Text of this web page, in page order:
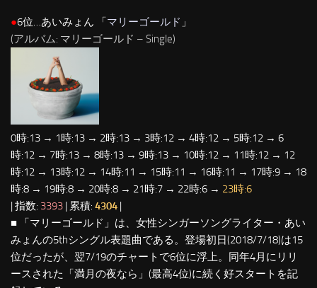
●6位…あいみょん 「マリーゴールド 」
(アルバム: マリーゴールド – Single)
0時:13 → 1時:13 → 2時:13 → 3時:12 → 4時:12 → 5時:12 → 6
時:12 → 7時:13 → 8時:13 → 9時:13 → 10時:12 → 11時:12 → 12
時:12 → 13時:12 → 14時:11 → 15時:11 → 16時:11 → 17時:9 → 18
時:8 → 19時:8 → 20時:8 → 21時:7 → 22時:6 → 23時:6
| 指数: 3393 | 累積: 4304 |
■ 「マリーゴールド」は、女性シンガーソングライター・あい
みょんの5thシングル表題曲である。登場初日(2018/7/18)は15
位だったが、翌7/19のチャートで6位に浮上。同年4月にリリ
ースされた「満月の夜なら」(最高4位)に続く好スタートを記